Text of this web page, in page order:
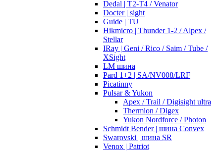
Dedal | T2-T4 / Venator
Docter | sight
Guide | TU
Hikmicro | Thunder 1-2 / Alpex /
Stellar
IRay | Geni / Rico / Saim / Tube /
XSight
LM шина
Pard 1+2 | SA/NV008/LRF
Picatinny
Pulsar & Yukon
Apex / Trail / Digisight ultra
Thermion / Digex
Yukon Nordforce / Photon
Schmidt Bender | шина Convex
Swarovski | шина SR
Venox | Patriot